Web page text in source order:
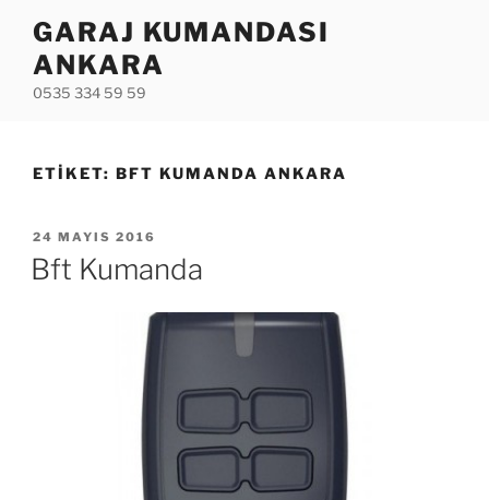
GARAJ KUMANDASI
ANKARA
0535 334 59 59
ETIKET: BFT KUMANDA ANKARA
YAYIM
TARIHI
24 MAYIS 2016
Bft Kumanda